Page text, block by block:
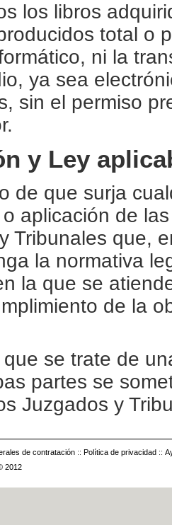
los libros
total o
ni la
ya sea
sin el permiso
y Ley
de que surja
aplicación de
Tribunales que,
la normativa
la que se
de la
se trate de
partes se
Juzgados y
de contratación :: Política de privacidad ::
2012